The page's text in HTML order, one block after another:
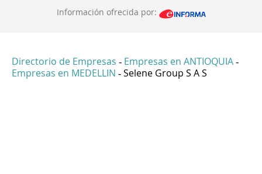
Información ofrecida por:
Directorio de Empresas - Empresas en ANTIOQUIA -
Empresas en MEDELLIN - Selene Group S A S